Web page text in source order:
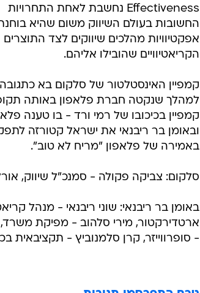
Effectiveness נחשבת לאחת התחרויות
החשובות בעולם השיווק משום שהיא
אפקטיוויות מהלכים שיווקים לצד התוצרים
הקריאטיוויים שהובילו אליהם.
קמפיין האינסטלטור של סלקום בא כתגובה
למהלך שנקטה חברת פלאפון באותה
קמפיין בכיכובו של רמי ורד - בו טענה
ובאומן בר ריבנאי את ישראל קטורזה
באמירה של פלאפון "מריח לא טוב".
סלקום: צביקה פקולה - סמנכ"ל שיווק,
באומן בר ריבנאי: שוני ריבנאי - מנהל
ארטדירקטור, מירי סלהוב - מפיקת
- סופרווייזר, קרן סלמנוביץ - תקציבאית